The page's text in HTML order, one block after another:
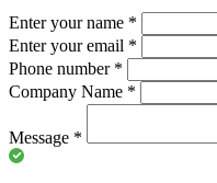
Enter your name *
Enter your email *
Phone number *
Company Name *
Message *